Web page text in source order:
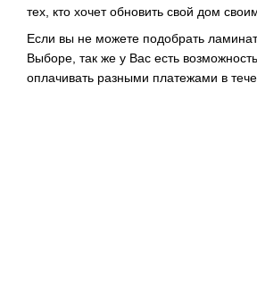
тех, кто хочет обновить свой дом
Если вы не можете подобрать
Выборе, так же у Вас есть
оплачивать разными платежами в